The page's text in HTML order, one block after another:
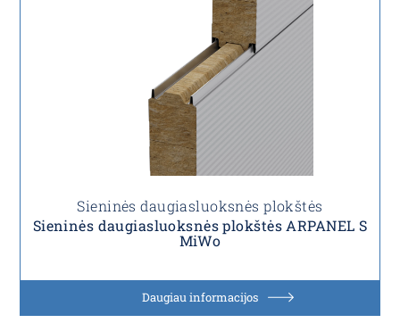
Sieninės daugiasluoksnės plokštės
Sieninės daugiasluoksnės plokštės ARPANEL S
MiWo
Daugiau informacijos